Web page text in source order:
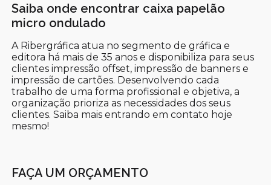
Saiba onde encontrar caixa papelão
micro ondulado
A Ribergráfica atua no segmento de gráfica e
editora há mais de 35 anos e disponibiliza para seus
clientes impressão offset, impressão de banners e
impressão de cartões. Desenvolvendo cada
trabalho de uma forma profissional e objetiva, a
organização prioriza as necessidades dos seus
clientes. Saiba mais entrando em contato hoje
mesmo!
FAÇA UM ORÇAMENTO